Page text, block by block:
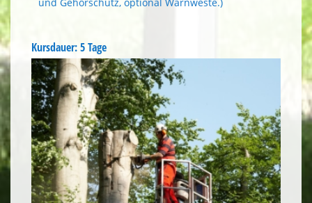
Kursdauer: 5 Tage